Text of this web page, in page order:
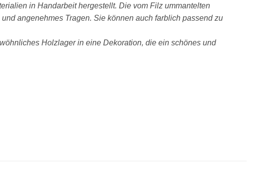
in Handarbeit hergestellt. Die vom Filz ummantelten
angenehmes Tragen. Sie können auch farblich passend zu
Holzlager in eine Dekoration, die ein schönes und